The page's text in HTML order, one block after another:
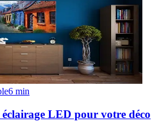
6 min
LED pour votre déco